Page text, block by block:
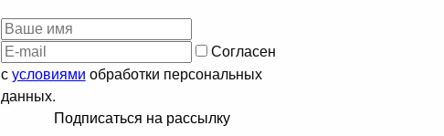
Согласен
сусловиями обработки персональных
данных.
Подписаться на рассылку